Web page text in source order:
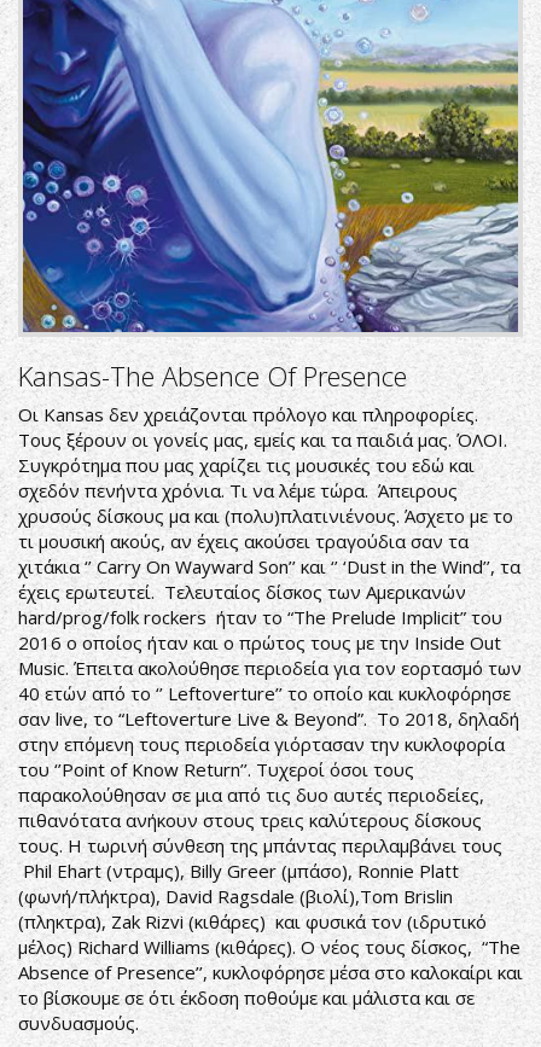
Kansas-The Absence Of Presence
Οι Kansas δεν χρειάζονται πρόλογο και πληροφορίες.
Τους ξέρουν οι γονείς μας, εμείς και τα παιδιά μας. ΌΛΟΙ.
Συγκρότημα που μας χαρίζει τις μουσικές του εδώ και
σχεδόν πενήντα χρόνια. Τι να λέμε τώρα. Άπειρους
χρυσούς δίσκους μα και (πολυ)πλατινιένους. Άσχετο με το
τι μουσική ακούς, αν έχεις ακούσει τραγούδια σαν τα
χιτάκια ‘’ Carry On Wayward Son’’ και ‘’ ‘Dust in the Wind’’, τα
έχεις ερωτευτεί. Τελευταίος δίσκος των Αμερικανών
hard/prog/folk rockers ήταν το “The Prelude Implicit” του
2016 ο οποίος ήταν και ο πρώτος τους με την Inside Out
Music. Έπειτα ακολούθησε περιοδεία για τον εορτασμό των
40 ετών από το ‘’ Leftoverture’’ το οποίο και κυκλοφόρησε
σαν live, το “Leftoverture Live & Beyond”. Το 2018, δηλαδή
στην επόμενη τους περιοδεία γιόρτασαν την κυκλοφορία
του ‘’Point of Know Return’’. Τυχεροί όσοι τους
παρακολούθησαν σε μια από τις δυο αυτές περιοδείες,
πιθανότατα ανήκουν στους τρεις καλύτερους δίσκους
τους. Η τωρινή σύνθεση της μπάντας περιλαμβάνει τους
Phil Ehart (ντραμς), Billy Greer (μπάσο), Ronnie Platt
(φωνή/πλήκτρα), David Ragsdale (βιολί),Tom Brislin
(πληκτρα), Zak Rizvi (κιθάρες) και φυσικά τον (ιδρυτικό
μέλος) Richard Williams (κιθάρες). Ο νέος τους δίσκος, “The
Absence of Presence’’, κυκλοφόρησε μέσα στο καλοκαίρι και
το βίσκουμε σε ότι έκδοση ποθούμε και μάλιστα και σε
συνδυασμούς.